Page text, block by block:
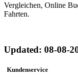
Vergleichen, Online
Fahrten.
Updated: 08-08-
Kundenservice